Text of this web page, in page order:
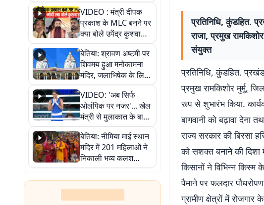
स्थायी समाधान की मांग
VIDEO : मंत्री दीपक
प्रकाश के MLC बनने पर
क्या बोले उपेंद्र कुशवाहा,
सुनिए
बेतिया: श्रावण अष्टमी पर
शिवमय हुआ मनोकामना
मंदिर, जलाभिषेक के लिए
लगी लंबी कतारें
VIDEO: 'अब सिर्फ
ओलंपिक पर नजर'... खेल
मंत्री से मुलाकात के बाद
जैसमीन लंबोरिया का बड़ा
बयान
बेतिया: नीमिया माई स्थान
मंदिर में 201 महिलाओं ने
निकाली भव्य कलश
शोभायात्रा, शिवलिंग
प्राण-प्रतिष्ठा महोत्सव
शुरू
प्रतिनिधि, कुंडहित.
राजा, प्रमुख
संयुक्त
प्रतिनिधि, कुंडहित.
प्रमुख रामकिशोर मुर्मू,
रूप से शुभारंभ किया.
बागवानी को बढ़ावा देना
राज्य सरकार की बिरसा
को सशक्त बनाने की दिशा
किसानों ने विभिन्न
पैमाने पर फलदार
ग्रामीण क्षेत्रों में